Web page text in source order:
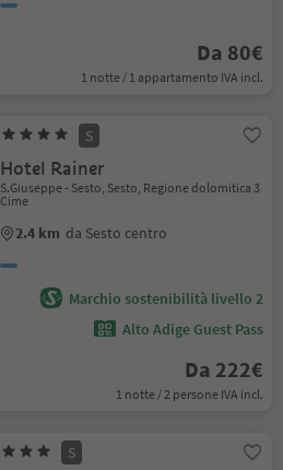
Da 80€
1 notte / 1 appartamento IVA incl.
S
Hotel Rainer
S.Giuseppe - Sesto, Sesto, Regione dolomitica 3
Cime
2.4 km da Sesto centro
Marchio sostenibilità livello 2
Alto Adige Guest Pass
Da 222€
1 notte / 2 persone IVA incl.
S